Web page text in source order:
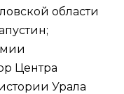
области
Центра
Урала